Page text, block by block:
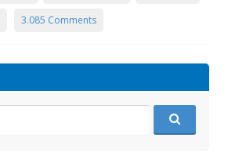
3.085 Comments